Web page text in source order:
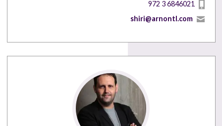
972 3 6846021
shiri@arnontl.com